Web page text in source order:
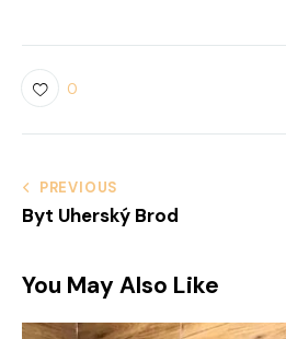
0
Navigace
pro
PREVIOUS
Byt Uherský Brod
You May Also Like